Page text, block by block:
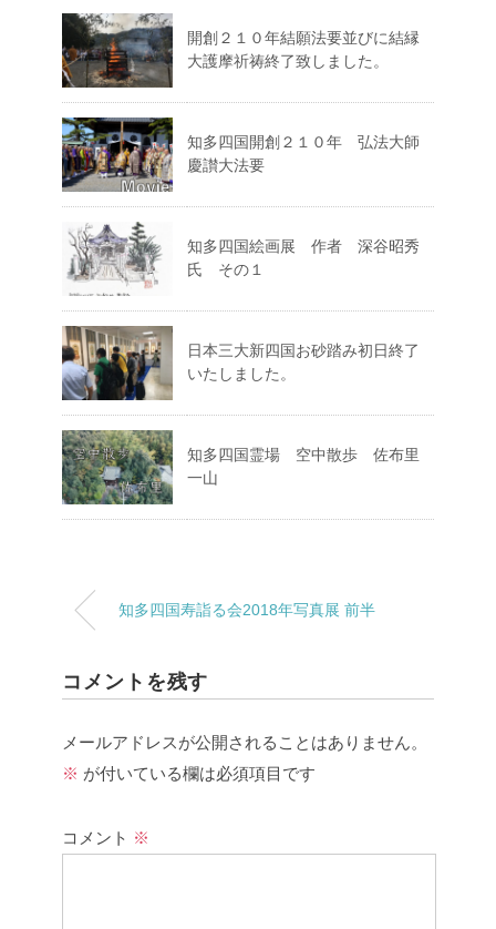
開創２１０年結願法要並びに結縁
大護摩祈祷終了致しました。
知多四国開創２１０年 弘法大師
慶讃大法要
知多四国絵画展 作者 深谷昭秀
氏 その１
日本三大新四国お砂踏み初日終了
いたしました。
知多四国霊場 空中散歩 佐布里
一山
知多四国寿詣る会2018年写真展 前半
コメントを残す
メールアドレスが公開されることはありません。
※ が付いている欄は必須項目です
コメント ※